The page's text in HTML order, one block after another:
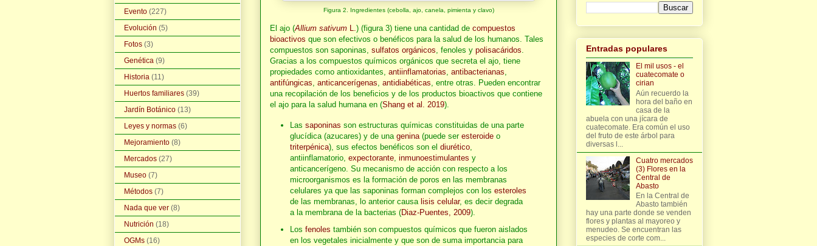
Figura 2. Ingredientes (cebolla, ajo, canela, pimienta y clavo)
El ajo (Allium sativum L.) (figura 3) tiene una cantidad de compuestos
bioactivos que son efectivos o benéficos para la salud de los humanos. Tales
compuestos son saponinas, sulfatos orgánicos, fenoles y polisacáridos.
Gracias a los compuestos químicos orgánicos que secreta el ajo, tiene
propiedades como antioxidantes, antiinflamatorias, antibacterianas,
antifúngicas, anticancerígenas, antidiabéticas, entre otras. Pueden encontrar
una recopilación de los beneficios y de los productos bioactivos que contiene
el ajo para la salud humana en (Shang et al. 2019).
Las saponinas son estructuras químicas constituidas de una parte
glucídica (azucares) y de una genina(puede ser esteroideo
triterpénica), sus efectos benéficos son el diurético,
antiinflamatorio, expectorante, inmunoestimulantes y
anticancerígeno. Su mecanismo de acción con respecto a los
microorganismos es la formación de poros en las membranas
celulares ya que las saponinas forman complejos con los esteroles
de las membranas, lo anterior causa lisis celular, es decir degrada
a la membrana de la bacterias (Diaz-Puentes, 2009).
Los fenoles también son compuestos químicos que fueron aislados
en los vegetales inicialmente y que son de suma importancia para
Evento (227)
Evolución (5)
Fotos (3)
Genética (9)
Historia (11)
Huertos familiares (39)
Jardín Botánico (13)
Leyes y normas (6)
Mejoramiento (8)
Mercados (27)
Museo (7)
Métodos (7)
Nada que ver (8)
Nutrición (18)
OGMs (16)
Entradas populares
El mil usos - el
cuatecomate o
cirian
Aún recuerdo la
hora del baño en
casa de la
abuela con una jícara de
cuatecomate. Era común el uso
del fruto de este árbol para
diversas l...
Cuatro mercados
(3) Flores en la
Central de
Abasto
En la Central de
Abasto también
hay una parte donde se venden
flores y plantas al mayoreo y
menudeo. Se encuentran las
especies de corte com...